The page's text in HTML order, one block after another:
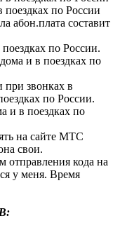
поездках по России
абон.плата составит
по России.
и в поездках по
при звонках в
по России.
и в поездках по
на сайте МТС
свои.
отправления кода на
у меня. Время